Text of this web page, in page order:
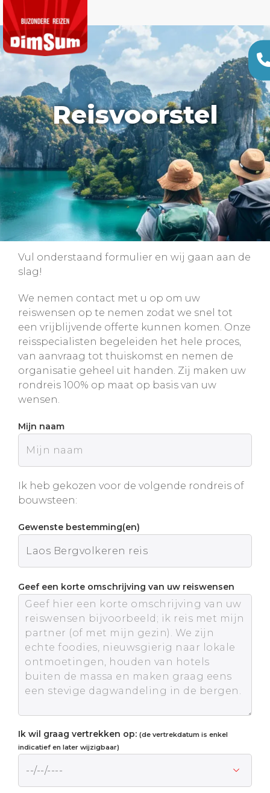
Reisvoorstel
Vul onderstaand formulier en wij gaan aan de
slag!
We nemen contact met u op om uw
reiswensen op te nemen zodat we snel tot
een vrijblijvende offerte kunnen komen. Onze
reisspecialisten begeleiden het hele proces,
van aanvraag tot thuiskomst en nemen de
organisatie geheel uit handen. Zij maken uw
rondreis 100% op maat op basis van uw
wensen.
Mijn naam
Ik heb gekozen voor de volgende rondreis of
bouwsteen:
Gewenste bestemming(en)
Geef een korte omschrijving van uw reiswensen
Ik wil graag vertrekken op: (de vertrekdatum is enkel
indicatief en later wijzigbaar)